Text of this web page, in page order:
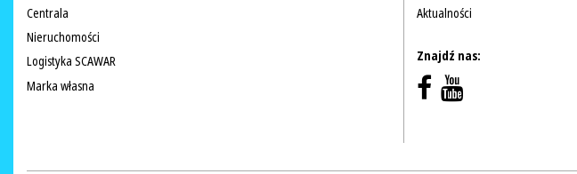
Centrala
Nieruchomości
Logistyka SCAWAR
Marka własna
Aktualności
Znajdź nas: